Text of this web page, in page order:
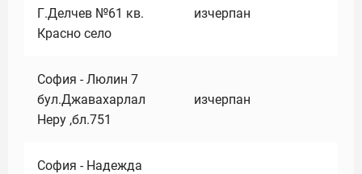
Г.Делчев №61 кв.
Красно село
изчерпан
София - Люлин 7
бул.Джавахарлал
Неру ,бл.751
изчерпан
София - Надежда